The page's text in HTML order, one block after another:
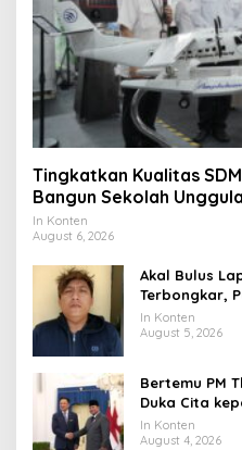
Tingkatkan Kualitas
Bangun Sekolah
Universitas Terbaik Dunia
In Konten
August 6, 2026
Akal Bulus
Terbongkar,
Uang
In Konten
August 5, 2026
Bertemu PM
Duka Cita
Tahun ke
In Konten
August 4, 2026